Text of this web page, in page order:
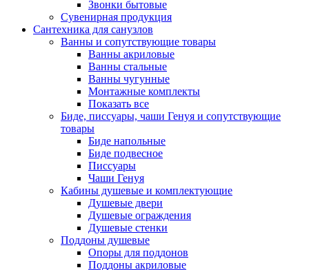
Звонки бытовые
Сувенирная продукция
Сантехника для санузлов
Ванны и сопутствующие товары
Ванны акриловые
Ванны стальные
Ванны чугунные
Монтажные комплекты
Показать все
Биде, писсуары, чаши Генуя и сопутствующие
товары
Биде напольные
Биде подвесное
Писсуары
Чаши Генуя
Кабины душевые и комплектующие
Душевые двери
Душевые ограждения
Душевые стенки
Поддоны душевые
Опоры для поддонов
Поддоны акриловые